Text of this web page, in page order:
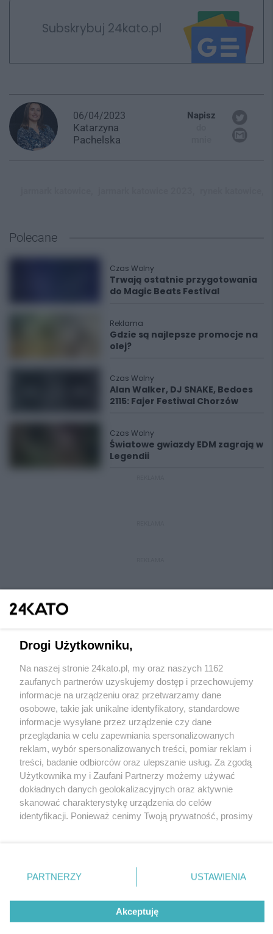
Subskrybuj 24kato.pl
06/04/2023
Katarzyna
Pachelska
Napisz
Polecane
Czas Wolny
Trwają ostatnie przygotowania
do Magic Beats Festival
Reklama
Gdzie są najlepsze promocje na
olej?
Czas Wolny
Alan Walker, DJ SNAKE, Bedoes
2115: Fajer Festiwal Chorzów
Czas Wolny
Światowe gwiazdy EDM zagrają w
Legendii
Wydawca mediów lokalnych
Nie zapomnij
zapoznać się z:
polityką prywatności regulamin korzystania z portali
Twojemiasto
Piekary Śląskie
Chorzów
Tarnowskie Góry
Gliwice
Skontakuj sięz nami
Kontakt
Wydawca
Redakcja
Drogi Użytkowniku,
Na naszej stronie 24kato.pl, my oraz naszych 1162
zaufanych partnerów uzyskujemy dostęp i przechowujemy
informacje na urządzeniu oraz przetwarzamy dane
osobowe, takie jak unikalne identyfikatory, standardowe
informacje wysyłane przez urządzenie czy dane
przeglądania w celu zapewniania spersonalizowanych
reklam, wybór spersonalizowanych treści, pomiar reklam i
treści, badanie odbiorców oraz ulepszanie usług. Za zgodą
Użytkownika my i Zaufani Partnerzy możemy używać
dokładnych danych geolokalizacyjnych oraz aktywnie
skanować charakterystykę urządzenia do celów
identyfikacji. Ponieważ cenimy Twoją prywatność, prosimy
prywatności znajdujący się w lewym dolnym rogu strony
. Niektóre rodzaje przetwarzania danych nie wymagają
zgody użytkownika, ale masz prawo sprzeciwić się
takiemu przetwarzaniu. Preferencje będą miały
zastosowania tylko na tej witrynie.
PARTNERZY USTAWIENIA
Akceptuję